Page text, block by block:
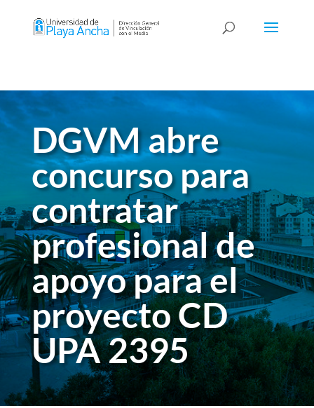
DGVM abre
concurso para
contratar
profesional de
apoyo para el
proyecto CD
UPA 2395